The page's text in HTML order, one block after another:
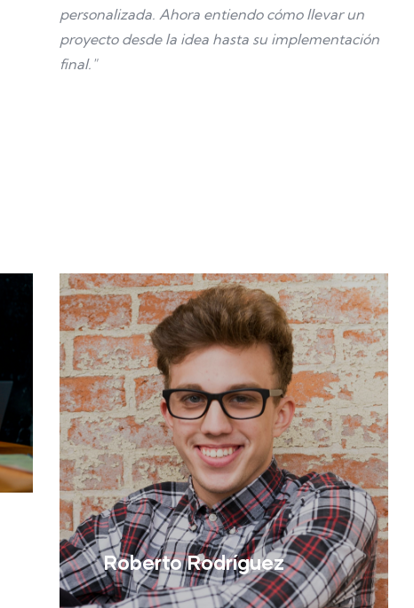
personalizada. Ahora entiendo cómo llevar un
proyecto desde la idea hasta su implementación
final."
Roberto Rodríguez